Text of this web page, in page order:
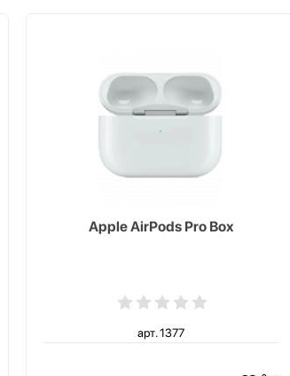
Apple AirPods Pro Box
арт. 1377